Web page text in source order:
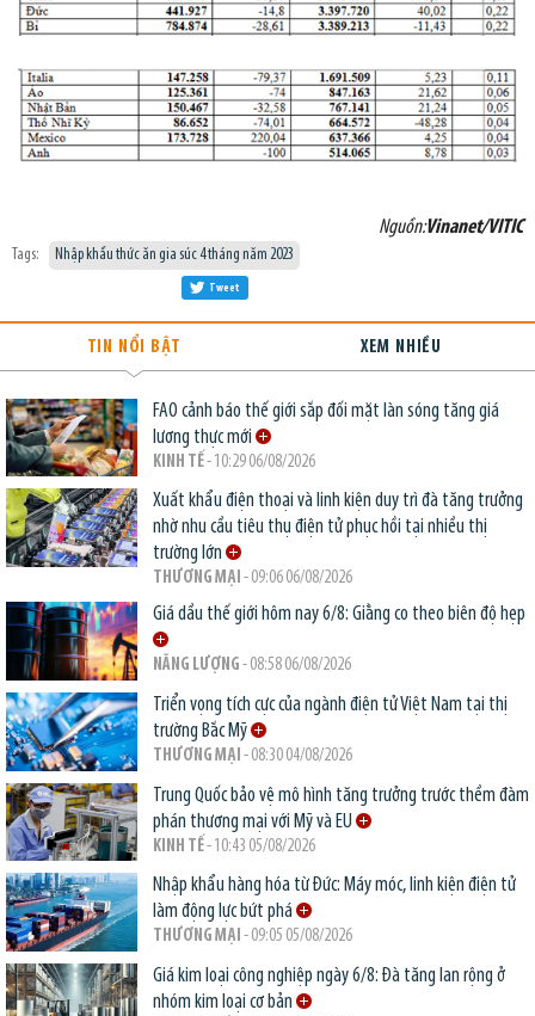
Nguồn:Vinanet/VITIC
Tags: Nhập khẩu thức ăn gia súc 4 tháng năm 2023
Tweet
TIN NỔI BẬT XEM NHIỀU
FAO cảnh báo thế giới sắp đối mặt làn sóng tăng giá
lương thực mới
KINH TẾ- 10:29 06/08/2026
Xuất khẩu điện thoại và linh kiện duy trì đà tăng trưởng
nhờ nhu cầu tiêu thụ điện tử phục hồi tại nhiều thị
trường lớn
THƯƠNG MẠI - 09:06 06/08/2026
Giá dầu thế giới hôm nay 6/8: Giằng co theo biên độ hẹp
NĂNG LƯỢNG - 08:58 06/08/2026
Triển vọng tích cực của ngành điện tử Việt Nam tại thị
trường Bắc Mỹ
THƯƠNG MẠI - 08:30 04/08/2026
Trung Quốc bảo vệ mô hình tăng trưởng trước thềm đàm
phán thương mại với Mỹ và EU
KINH TẾ- 10:43 05/08/2026
Nhập khẩu hàng hóa từ Đức: Máy móc, linh kiện điện tử
làm động lực bứt phá
THƯƠNG MẠI - 09:05 05/08/2026
Giá kim loại công nghiệp ngày 6/8: Đà tăng lan rộng ở
nhóm kim loại cơ bản